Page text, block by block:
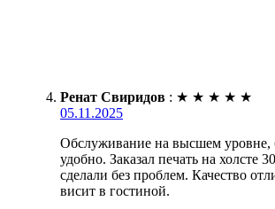
Ренат Свиридов : ★ ★ ★ ★ ★
05.11.2025
Обслуживание на высшем уровне,
удобно. Заказал печать на холсте
сделали без проблем. Качество
висит в гостиной.